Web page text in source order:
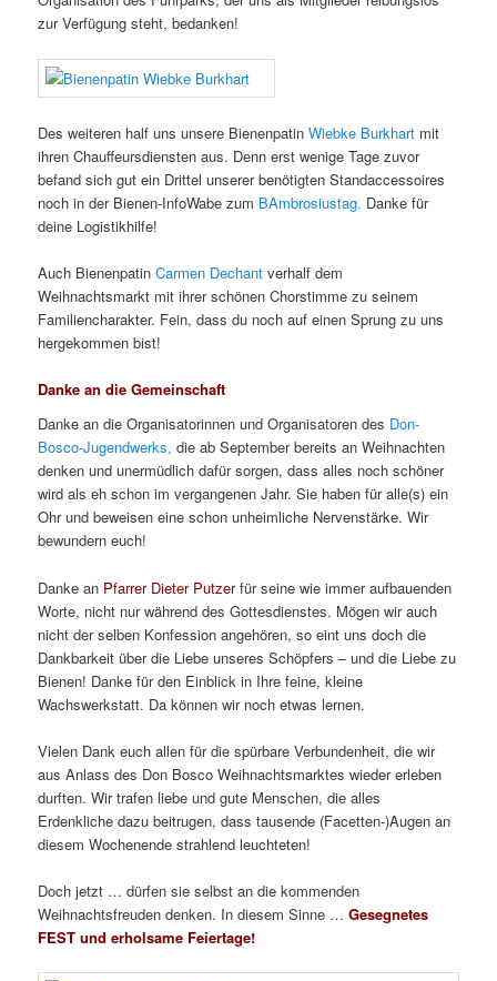
zur Verfügung steht, bedanken!
Des weiteren half uns unsere BienenpatinWiebke Burkhart mit
ihren Chauffeursdiensten aus. Denn erst wenige Tage zuvor
befand sich gut ein Drittel unserer benötigten Standaccessoires
noch in der Bienen-InfoWabe zum BAmbrosiustag. Danke für
deine Logistikhilfe!
Auch BienenpatinCarmen Dechant verhalf dem
Weihnachtsmarkt mit ihrer schönen Chorstimme zu seinem
Familiencharakter. Fein, dass du noch auf einen Sprung zu uns
hergekommen bist!
Danke an die Gemeinschaft
Danke an die Organisatorinnen und Organisatoren des Don-
Bosco-Jugendwerks, die ab September bereits an Weihnachten
denken und unermüdlich dafür sorgen, dass alles noch schöner
wird als eh schon im vergangenen Jahr. Sie haben für alle(s) ein
Ohr und beweisen eine schon unheimliche Nervenstärke. Wir
bewundern euch!
Danke an Pfarrer Dieter Putzerfür seine wie immer aufbauenden
Worte, nicht nur während des Gottesdienstes. Mögen wir auch
nicht der selben Konfession angehören, so eint uns doch die
Dankbarkeit über die Liebe unseres Schöpfers – und die Liebe zu
Bienen! Danke für den Einblick in Ihre feine, kleine
Wachswerkstatt. Da können wir noch etwas lernen.
Vielen Dank euch allen für die spürbare Verbundenheit, die wir
aus Anlass des Don Bosco Weihnachtsmarktes wieder erleben
durften. Wir trafen liebe und gute Menschen, die alles
Erdenkliche dazu beitrugen, dass tausende (Facetten-)Augen an
diesem Wochenende strahlend leuchteten!
Doch jetzt … dürfen sie selbst an die kommenden
Weihnachtsfreuden denken. In diesem Sinne …Gesegnetes
FEST und erholsame Feiertage!